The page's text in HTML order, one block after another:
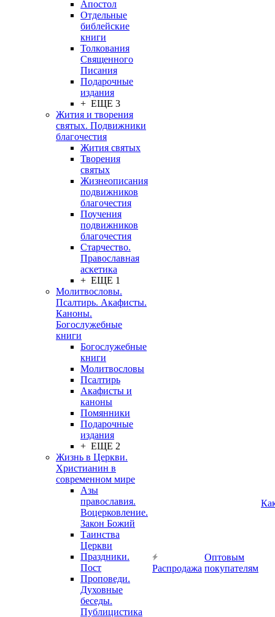
Апостол
Отдельные
библейские
книги
Толкования
Священного
Писания
Подарочные
издания
+ ЕЩЕ 3
Жития и творения
святых. Подвижники
благочестия
Жития святых
Творения
святых
Жизнеописания
подвижников
благочестия
Поучения
подвижников
благочестия
Старчество.
Православная
аскетика
+ ЕЩЕ 1
Молитвословы.
Псалтирь. Акафисты.
Каноны.
Богослужебные
книги
Богослужебные
книги
Молитвословы
Псалтирь
Акафисты и
каноны
Помянники
Подарочные
издания
+ ЕЩЕ 2
Жизнь в Церкви.
Христианин в
современном мире
Азы
православия.
Воцерковление.
Закон Божий
Таинства
Церкви
Праздники.
Пост
Проповеди.
Духовные
беседы.
Публицистика
Распродажа
Оптовым
покупателям